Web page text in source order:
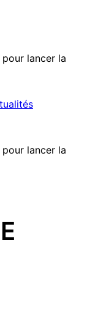
lancer la
lancer la